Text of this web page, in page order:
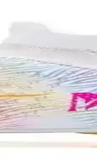
çeşitli renk seçenekleri ve
uzun ömürlü ve pratik